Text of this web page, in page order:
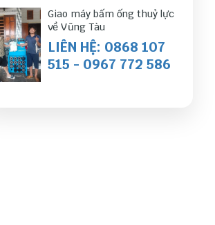
Giao máy bấm ống thuỷ lực
về Vũng Tàu
LIÊN HỆ: 0868 107
515 - 0967 772 586